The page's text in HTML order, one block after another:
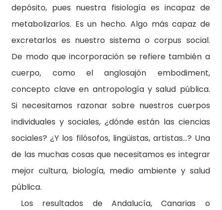
depósito, pues nuestra fisiología es incapaz de
metabolizarlos. Es un hecho. Algo más capaz de
excretarlos es nuestro sistema o corpus social.
De modo que incorporación se refiere también a
cuerpo, como el anglosajón embodiment,
concepto clave en antropología y salud pública.
Si necesitamos razonar sobre nuestros cuerpos
individuales y sociales, ¿dónde están las ciencias
sociales? ¿Y los filósofos, lingüistas, artistas…? Una
de las muchas cosas que necesitamos es integrar
mejor cultura, biología, medio ambiente y salud
pública.
Los resultados de Andalucía, Canarias o